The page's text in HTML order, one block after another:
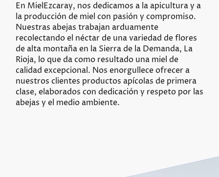
En MielEzcaray, nos dedicamos a la apicultura y a
la producción de miel con pasión y compromiso.
Nuestras abejas trabajan arduamente
recolectando el néctar de una variedad de flores
de alta montaña en la Sierra de la Demanda, La
Rioja, lo que da como resultado una miel de
calidad excepcional. Nos enorgullece ofrecer a
nuestros clientes productos apícolas de primera
clase, elaborados con dedicación y respeto por las
abejas y el medio ambiente.